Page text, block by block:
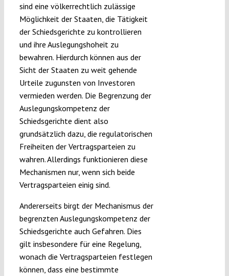
sind eine völkerrechtlich zulässige
Möglichkeit der Staaten, die Tätigkeit
der Schiedsgerichte zu kontrollieren
und ihre Auslegungshoheit zu
bewahren. Hierdurch können aus der
Sicht der Staaten zu weit gehende
Urteile zugunsten von Investoren
vermieden werden. Die Begrenzung der
Auslegungskompetenz der
Schiedsgerichte dient also
grundsätzlich dazu, die regulatorischen
Freiheiten der Vertragsparteien zu
wahren. Allerdings funktionieren diese
Mechanismen nur, wenn sich beide
Vertragsparteien einig sind.
Andererseits birgt der Mechanismus der
begrenzten Auslegungskompetenz der
Schiedsgerichte auch Gefahren. Dies
gilt insbesondere für eine Regelung,
wonach die Vertragsparteien festlegen
können, dass eine bestimmte